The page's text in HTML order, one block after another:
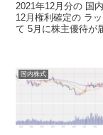
2021年12月分の 国
12月権利確定の ラ
て 5月に株主優待が
国内株式